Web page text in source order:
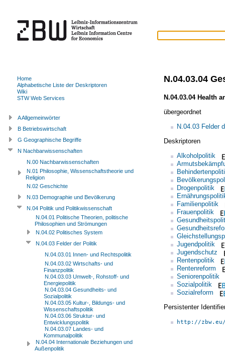
N.04.03.04
N.04.03.04 Health
übergeordnet
N.04.03 Felder
Deskriptoren
Alkoholpolitik
Drogenpolitik
Familienpolitik
Frauenpolitik
Jugendpolitik
Jugendschutz
Rentenpolitik
Rentenreform
Seniorenpolitik
Sozialpolitik
Sozialreform
Persistenter
http://
Home
Alphabetische Liste der Deskriptoren
Wiki
STW Web Services
A Allgemeinwörter
B Betriebswirtschaft
G Geographische Begriffe
N Nachbarwissenschaften
N.00 Nachbarwissenschaften
N.01 Philosophie, Wissenschaftstheorie und
Religion
N.02 Geschichte
N.03 Demographie und Bevölkerung
N.04 Politik und Politikwissenschaft
N.04.01 Politische Theorien, politische
Philosophien und Strömungen
N.04.02 Politisches System
N.04.03 Felder der Politik
N.04.03.01 Innen- und Rechtspolitik
N.04.03.02 Wirtschafts- und
Finanzpolitik
N.04.03.03 Umwelt-, Rohstoff- und
Energiepolitik
N.04.03.04 Gesundheits- und
Sozialpolitik
N.04.03.05 Kultur-, Bildungs- und
Wissenschaftspolitik
N.04.03.06 Struktur- und
Entwicklungspolitik
N.04.03.07 Landes- und
Kommunalpolitik
N.04.04 Internationale Beziehungen und
Außenpolitik